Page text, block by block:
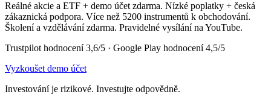
Reálné akcie a ETF + demo účet zdarma. Nízké poplatky + česká
zákaznická podpora. Více než 5200 instrumentů k obchodování.
Školení a vzdělávání zdarma. Pravidelné vysílání na YouTube.
Trustpilot hodnocení 3,6/5 · Google Play hodnocení 4,5/5
Vyzkoušet demo účet
Investování je rizikové. Investujte odpovědně.